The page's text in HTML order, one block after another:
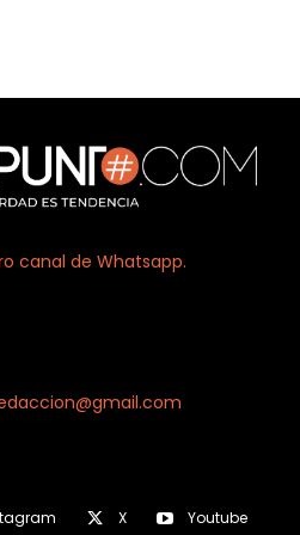
canal de Whatsapp.
X Youtube